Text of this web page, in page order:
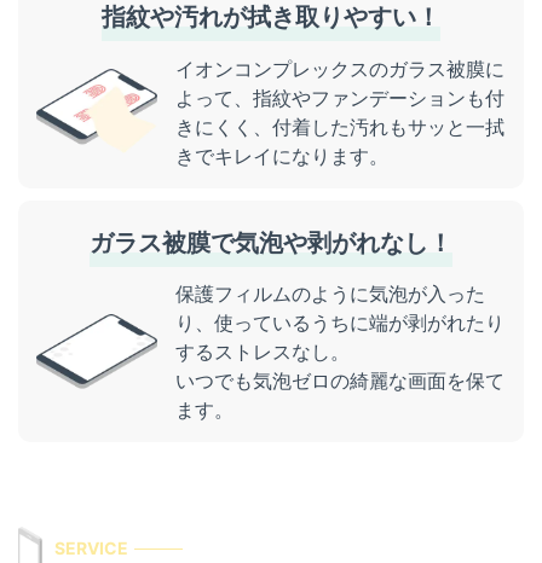
指紋や汚れが拭き取りやすい！
イオンコンプレックスのガラス被膜に
よって、指紋やファンデーションも付
きにくく、付着した汚れもサッと一拭
きでキレイになります。
ガラス被膜で気泡や剥がれなし！
保護フィルムのように気泡が入った
り、使っているうちに端が剥がれたり
するストレスなし。
いつでも気泡ゼロの綺麗な画面を保て
ます。
SERVICE